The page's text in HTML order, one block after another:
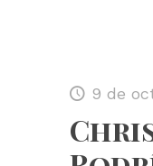
9 de